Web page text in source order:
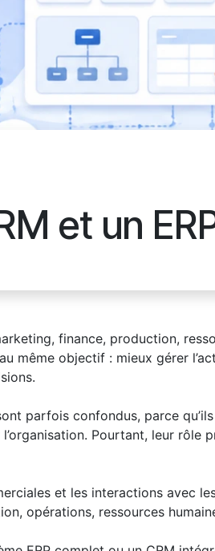
et un
finance, production,
même objectif : mieux gérer
parfois confondus, parce
Pourtant, leur rôle
et les interactions avec les
opérations, ressources